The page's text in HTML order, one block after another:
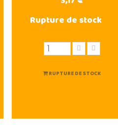
Rupture de stock
RUPTURE DE STOCK